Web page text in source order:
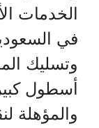
الخدمات
في
وتسليك
أسطول
والمؤهلة